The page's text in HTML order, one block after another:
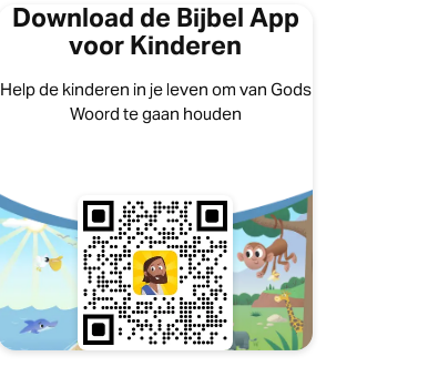
Download de Bijbel App
voor Kinderen
Help de kinderen in je leven om van Gods
Woord te gaan houden